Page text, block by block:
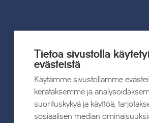
22.07.2026
Tahkon Talviteatterissa
suomalaiselle arjelle
Tietoa sivustolla
evästeistä
Käytämme sivustollamme
kerätäksemme ja
suorituskykyä ja käyttöä,
sosiaalisen median